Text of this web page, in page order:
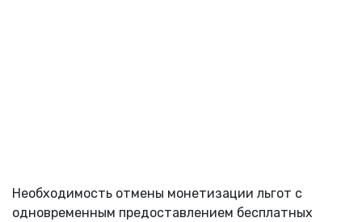
Необходимость отмены монетизации льгот с
одновременным предоставлением бесплатных